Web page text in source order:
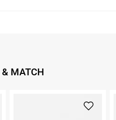
MATCH